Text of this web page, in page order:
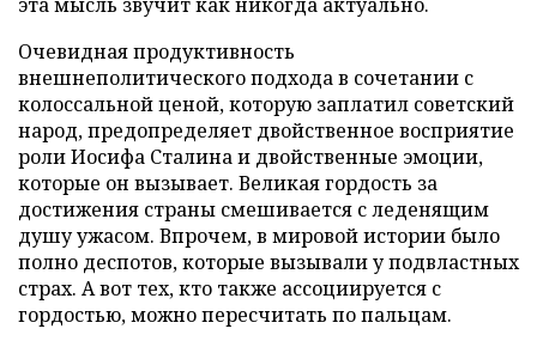
Очевидная продуктивность
внешнеполитического подхода в сочетании с
колоссальной ценой, которую заплатил советский
народ, предопределяет двойственное восприятие
роли Иосифа Сталина и двойственные эмоции,
которые он вызывает. Великая гордость за
достижения страны смешивается с леденящим
душу ужасом. Впрочем, в мировой истории было
полно деспотов, которые вызывали у подвластных
страх. А вот тех, кто также ассоциируется с
гордостью, можно пересчитать по пальцам.